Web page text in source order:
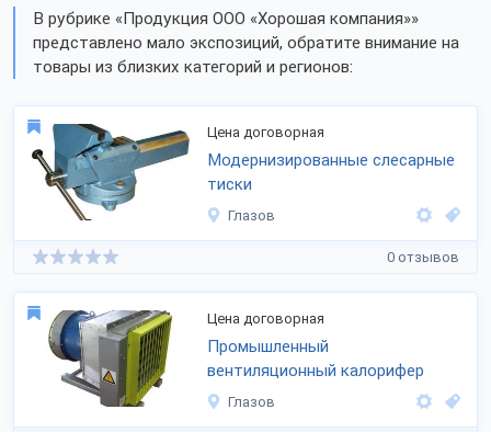
В рубрике «Продукция ООО «Хорошая компания»»
представлено мало экспозиций, обратите внимание на
товары из близких категорий и регионов:
Цена договорная
Модернизированные слесарные
тиски
Глазов
0 отзывов
Цена договорная
Промышленный
вентиляционный калорифер
Глазов